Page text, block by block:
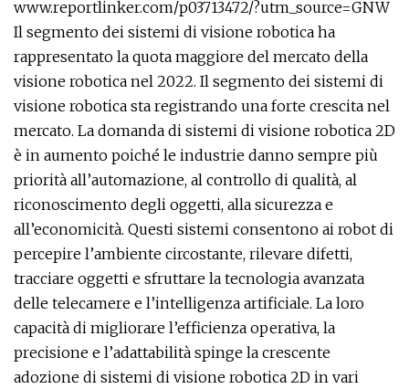
www.reportlinker.com/p03713472/?utm_source=GNW
Il segmento dei sistemi di visione robotica ha
rappresentato la quota maggiore del mercato della
visione robotica nel 2022. Il segmento dei sistemi di
visione robotica sta registrando una forte crescita nel
mercato. La domanda di sistemi di visione robotica 2D
è in aumento poiché le industrie danno sempre più
priorità all’automazione, al controllo di qualità, al
riconoscimento degli oggetti, alla sicurezza e
all’economicità. Questi sistemi consentono ai robot di
percepire l’ambiente circostante, rilevare difetti,
tracciare oggetti e sfruttare la tecnologia avanzata
delle telecamere e l’intelligenza artificiale. La loro
capacità di migliorare l’efficienza operativa, la
precisione e l’adattabilità spinge la crescente
adozione di sistemi di visione robotica 2D in vari